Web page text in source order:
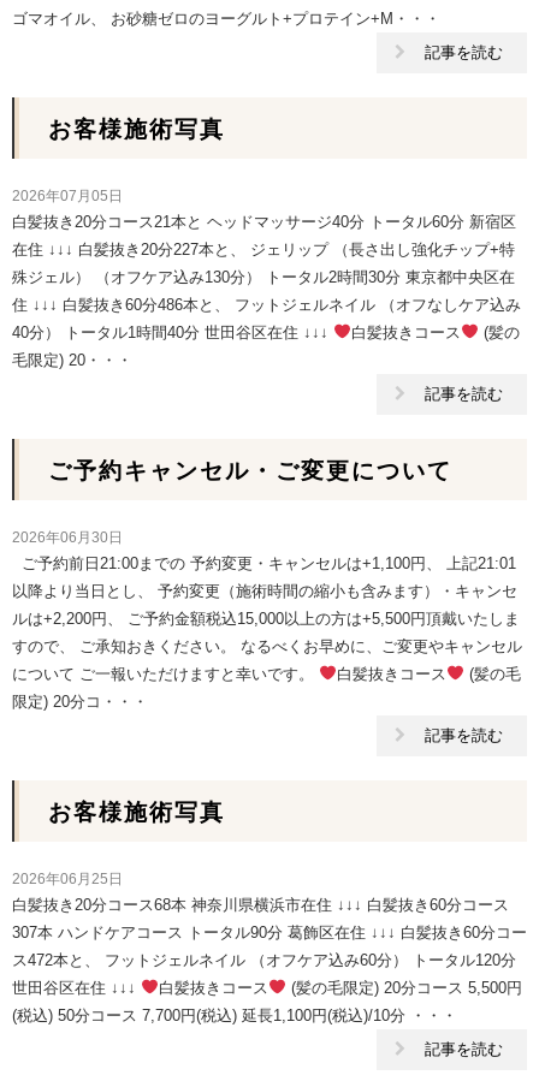
ゴマオイル、 お砂糖ゼロのヨーグルト+プロテイン+M・・・
記事を読む
お客様施術写真
2026年07月05日
白髪抜き20分コース21本と ヘッドマッサージ40分 トータル60分 新宿区
在住 ↓↓↓ 白髪抜き20分227本と、 ジェリップ （長さ出し強化チップ+特
殊ジェル） （オフケア込み130分） トータル2時間30分 東京都中央区在
住 ↓↓↓ 白髪抜き60分486本と、 フットジェルネイル （オフなしケア込み
40分） トータル1時間40分 世田谷区在住 ↓↓↓
白髪抜きコース
(髪の
毛限定) 20・・・
記事を読む
ご予約キャンセル・ご変更について
2026年06月30日
ご予約前日21:00までの 予約変更・キャンセルは+1,100円、 上記21:01
以降より当日とし、 予約変更（施術時間の縮小も含みます）・キャンセ
ルは+2,200円、 ご予約金額税込15,000以上の方は+5,500円頂戴いたしま
すので、 ご承知おきください。 なるべくお早めに、ご変更やキャンセル
について ご一報いただけますと幸いです。
白髪抜きコース
(髪の毛
限定) 20分コ・・・
記事を読む
お客様施術写真
2026年06月25日
白髪抜き20分コース68本 神奈川県横浜市在住 ↓↓↓ 白髪抜き60分コース
307本 ハンドケアコース トータル90分 葛飾区在住 ↓↓↓ 白髪抜き60分コー
ス472本と、 フットジェルネイル （オフケア込み60分） トータル120分
世田谷区在住 ↓↓↓
白髪抜きコース
(髪の毛限定) 20分コース 5,500円
(税込) 50分コース 7,700円(税込) 延長1,100円(税込)/10分 ・・・
記事を読む